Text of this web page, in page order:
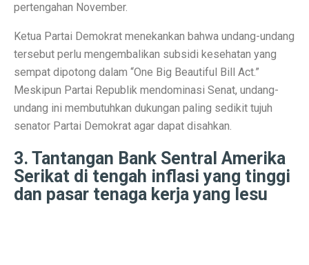
Contoh Soal Matematika SMA Lengkap dengan
Ternyata Ini Rasanya Punya Interpreter AI di Telinga
Realme 15 Pro 5G Jadi Smartphone Turnamen
IMX 2025 Dimulai 10 Oktober 2025, Hadirkan Tokoh
PGE Dorong Inovasi Energi Panas Bumi Capai 3 GW
Elon Musk Pecahkan Rekor Kekayaan, Jadi Orang
Jangan Lupa Cek Pesanan Online, Ini 7 Sifat
Proyek Meta Raksasa: Pusat Data AI Seluas 70
pertengahan November.
Ketua Partai Demokrat menekankan bahwa undang-undang
tersebut perlu mengembalikan subsidi kesehatan yang
sempat dipotong dalam “One Big Beautiful Bill Act.”
Meskipun Partai Republik mendominasi Senat, undang-
undang ini membutuhkan dukungan paling sedikit tujuh
senator Partai Demokrat agar dapat disahkan.
3. Tantangan Bank Sentral Amerika
Serikat di tengah inflasi yang tinggi
dan pasar tenaga kerja yang lesu